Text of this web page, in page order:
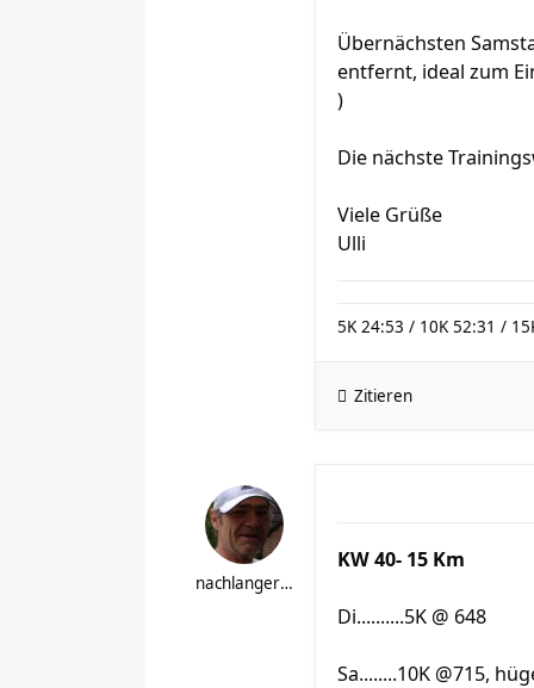
Übernächsten
entfernt, ideal zum
)
Die nächste
Viele Grüße
Ulli
5K 24:53 / 10K 52:31 /
Zitieren
nachlangerpause
KW 40- 15 Km
Di..........5K @ 648
Sa........10K @715,